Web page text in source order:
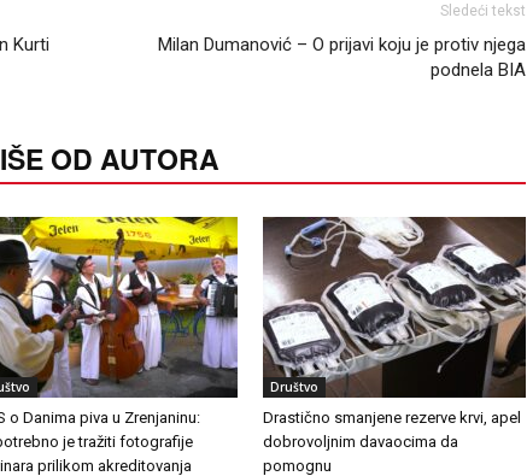
Kurti
Sledeći tekst
Milan Dumanović – O prijavi koju je protiv njega
podnela BIA
OD AUTORA
o Danima piva u Zrenjaninu:
je tražiti fotografije
prilikom akreditovanja
Društvo
Drastično smanjene rezerve krvi, apel
dobrovoljnim davaocima da
pomognu